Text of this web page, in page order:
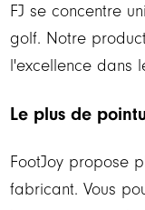
FJ se concentre
golf. Notre
l'excellence dans
Le plus de
FootJoy propose
fabricant. Vous